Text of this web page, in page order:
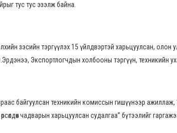
тус тус эзэлж байна.
зэсийн тэргүүлэх 15 үйлдвэртэй харьцуулсан, олон
Экспортлогчдын холбооны тэргүүн, техникийн
байгуулсан техникийн комиссын гишүүнээр ажиллаж,
чадварын харьцуулсан судалгаа” бүтээлийг